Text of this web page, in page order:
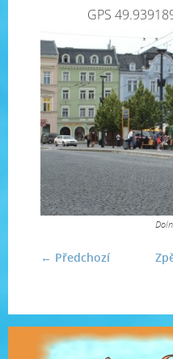
GPS
← Předchozí